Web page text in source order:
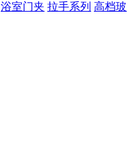
浴室门夹 拉手系列 高档玻